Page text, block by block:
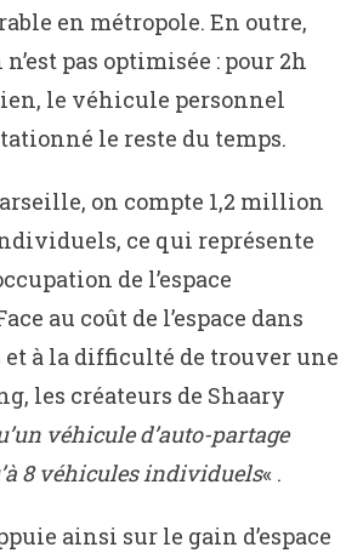
en métropole. En outre,
pas optimisée : pour 2h
le véhicule personnel
le reste du temps.
on compte 1,2 million
ce qui représente
de l’espace
au coût de l’espace dans
et à la difficulté de trouver une
les créateurs de Shaary
véhicule d’auto-partage
8 véhicules individuels« .
ainsi sur le gain d’espace